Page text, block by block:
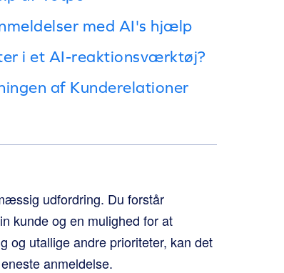
med AI's hjælp
i et AI-reaktionsværktøj?
af Kunderelationer
udfordring. Du forstår
kunde og en mulighed for at
og utallige andre prioriteter, kan det
anmeldelse.